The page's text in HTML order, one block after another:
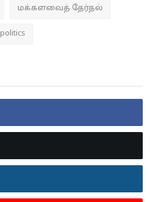
மக்களவைத் தேர்தல்
politics